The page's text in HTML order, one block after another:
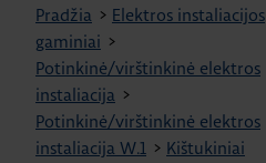
Pradžia > Elektros instaliacijos
gaminiai >
Potinkinė/virštinkinė elektros
instaliacija >
Potinkinė/virštinkinė elektros
instaliacija W.1 > Kištukiniai